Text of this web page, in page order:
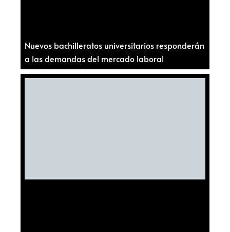
Nuevos bachilleratos universitarios responderán
a las demandas del mercado laboral